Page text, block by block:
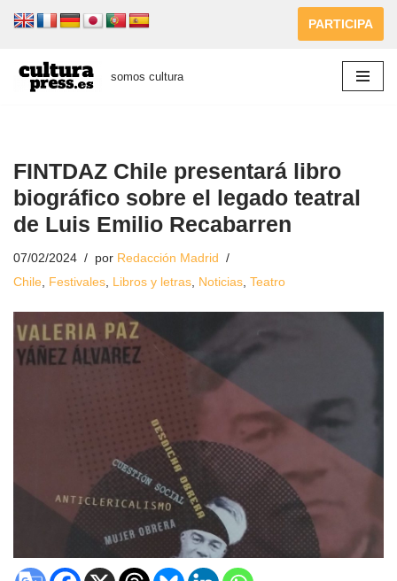
al
contenido
PARTICIPA
somos cultura
FINTDAZ Chile presentará libro
biográfico sobre el legado teatral
de Luis Emilio Recabarren
07/02/2024 por Redacción Madrid
Chile Festivales Libros y letras Noticias Teatro